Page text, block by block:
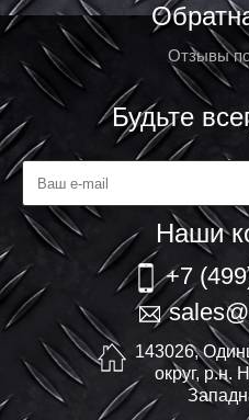
Отзывы
Будьте
Наши
+7
143026,
округ, р.н.